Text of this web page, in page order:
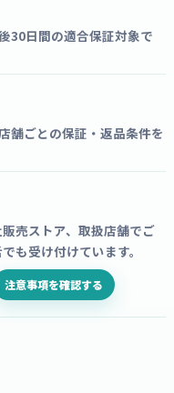
30日間の適合保証対象で
舗ごとの保証・返品条件を
売ストア、取扱店舗でご
も受け付けています。
注意事項を確認する